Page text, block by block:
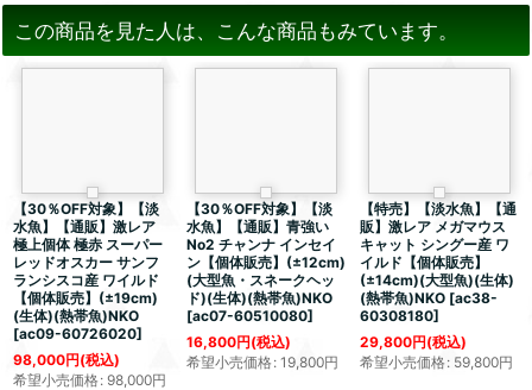
この商品を見た人は、こんな商品もみています。
【30％OFF対象】【淡
水魚】【通販】激レア
極上個体 極赤 スーパー
レッドオスカー サンフ
ランシスコ産 ワイルド
【個体販売】(±19cm)
(生体)(熱帯魚)NKO
[ac09-60726020]
98,000円(税込)
希望小売価格: 98,000円
【30％OFF対象】【淡
水魚】【通販】青強い
No2 チャンナ インセイ
ン【個体販売】(±12cm)
(大型魚・スネークヘッ
ド)(生体)(熱帯魚)NKO
[ac07-60510080]
16,800円(税込)
希望小売価格: 19,800円
【特売】【淡水魚】【通
販】激レア メガマウス
キャット シングー産 ワ
イルド【個体販売】
(±14cm)(大型魚)(生体)
(熱帯魚)NKO [ac38-
60308180]
29,800円(税込)
希望小売価格 : 59,800円